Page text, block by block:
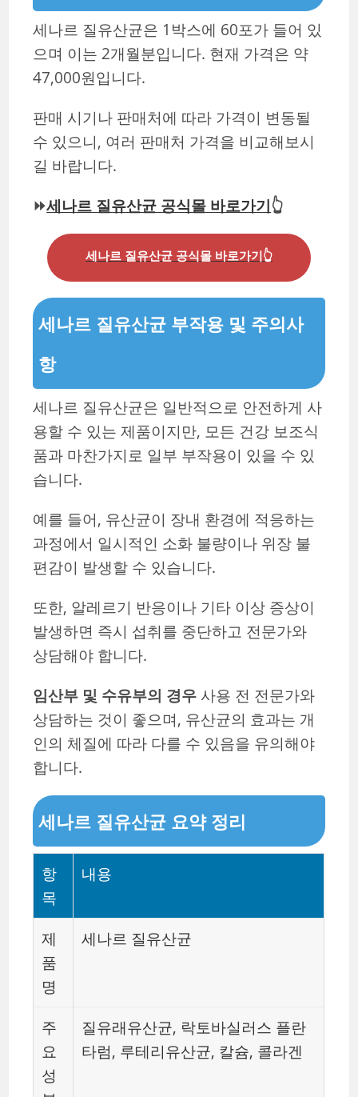
세나르 질유산균은 1박스에 60포가 들어 있
으며 이는 2개월분입니다. 현재 가격은 약
47,000원입니다.
판매 시기나 판매처에 따라 가격이 변동될
수 있으니, 여러 판매처 가격을 비교해보시
길 바랍니다.
⏩세나르 질유산균 공식몰 바로가기👆
세나르 질유산균 공식몰 바로가기👆
세나르 질유산균 부작용 및 주의사
항
세나르 질유산균은 일반적으로 안전하게 사
용할 수 있는 제품이지만, 모든 건강 보조식
품과 마찬가지로 일부 부작용이 있을 수 있
습니다.
예를 들어, 유산균이 장내 환경에 적응하는
과정에서 일시적인 소화 불량이나 위장 불
편감이 발생할 수 있습니다.
또한, 알레르기 반응이나 기타 이상 증상이
발생하면 즉시 섭취를 중단하고 전문가와
상담해야 합니다.
임산부 및 수유부의 경우 사용 전 전문가와
상담하는 것이 좋으며, 유산균의 효과는 개
인의 체질에 따라 다를 수 있음을 유의해야
합니다.
세나르 질유산균 요약 정리
항
목
내용
제
품
명
세나르 질유산균
주
요
성
질유래유산균, 락토바실러스 플란
타럼, 루테리유산균, 칼슘, 콜라겐